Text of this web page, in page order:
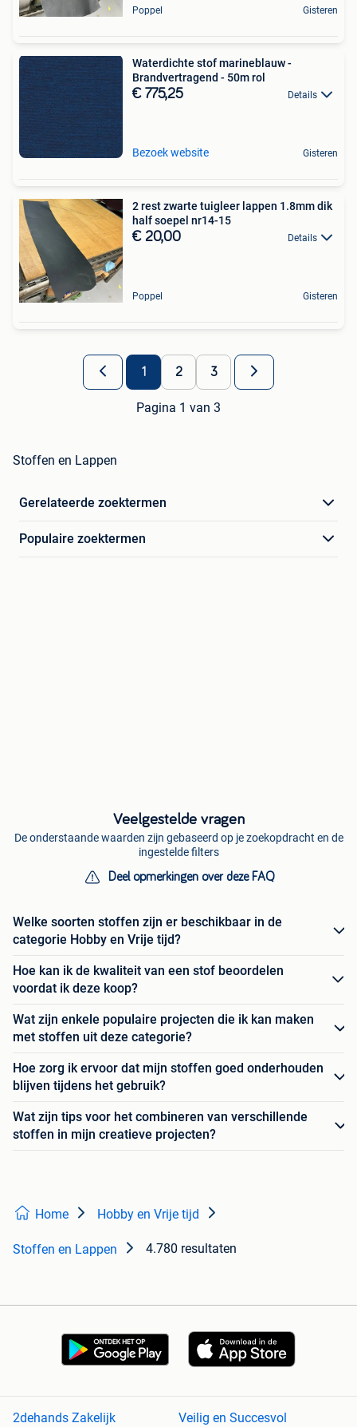
Poppel Gisteren
Waterdichte stof marineblauw -
Brandvertragend - 50m rol
€ 775,25 Details
Bezoek website Gisteren
2 rest zwarte tuigleer lappen 1.8mm dik
half soepel nr14-15
€ 20,00 Details
Poppel Gisteren
1 2 3
Pagina 1 van 3
Stoffen en Lappen
Gerelateerde zoektermen
Populaire zoektermen
Veelgestelde vragen
De onderstaande waarden zijn gebaseerd op je zoekopdracht en de
ingestelde filters
Deel opmerkingen over deze FAQ
Welke soorten stoffen zijn er beschikbaar in de
categorie Hobby en Vrije tijd?
Hoe kan ik de kwaliteit van een stof beoordelen
voordat ik deze koop?
Wat zijn enkele populaire projecten die ik kan maken
met stoffen uit deze categorie?
Hoe zorg ik ervoor dat mijn stoffen goed onderhouden
blijven tijdens het gebruik?
Wat zijn tips voor het combineren van verschillende
stoffen in mijn creatieve projecten?
Home Hobby en Vrije tijd
Stoffen en Lappen 4.780 resultaten
2dehands Zakelijk Veilig en Succesvol